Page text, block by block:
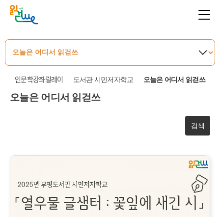
인문학강좌릴레이 도서관 시민저자학교 오늘은 어디서 읽걷쓰
오늘은 어디서 읽걷쓰
검색